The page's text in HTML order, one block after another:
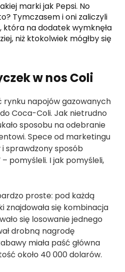
marki jak Pepsi. No
Tymczasem i oni zaliczyli
na dodatek wymknęła
niż ktokolwiek mógłby się
w nos Coli
rynku napojów gazowanych
Coca-Coli. Jak nietrudno
sposobu na odebranie
Spece od marketingu
sprawdzony sposób
pomyśleli. I jak pomyśleli,
proste: pod każdą
się kombinacja
się losowanie jednego
drobną nagrodę
miała paść główna
około 40 000 dolarów.